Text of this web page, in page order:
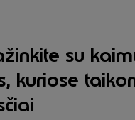
su
kuriose